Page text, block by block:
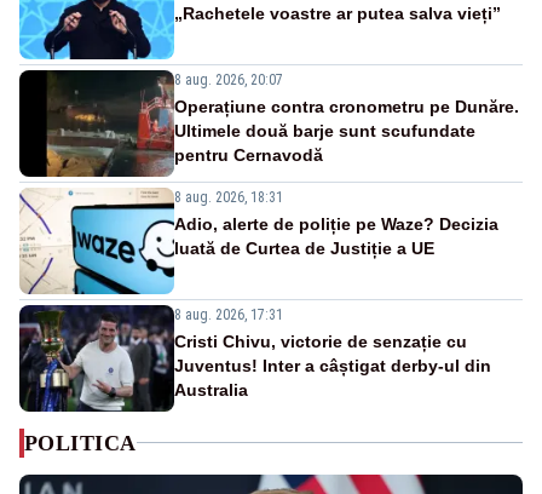
„Rachetele voastre ar putea salva vieți”
8 aug. 2026, 20:07
Operațiune contra cronometru pe Dunăre.
Ultimele două barje sunt scufundate
pentru Cernavodă
8 aug. 2026, 18:31
Adio, alerte de poliție pe Waze? Decizia
luată de Curtea de Justiție a UE
8 aug. 2026, 17:31
Cristi Chivu, victorie de senzație cu
Juventus! Inter a câștigat derby-ul din
Australia
POLITICA